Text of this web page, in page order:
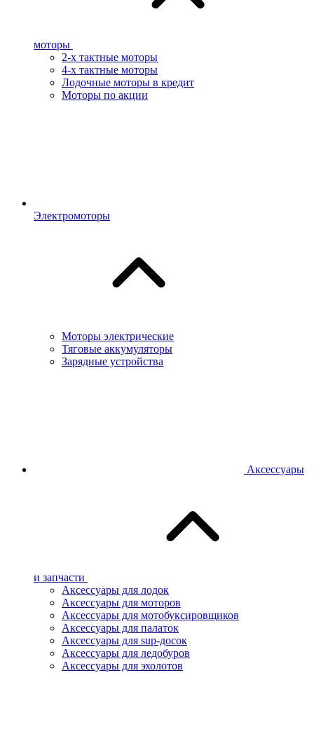
моторы
2-х тактные моторы
4-х тактные моторы
Лодочные моторы в кредит
Моторы по акции
Электромоторы
Моторы электрические
Тяговые аккумуляторы
Зарядные устройства
Аксессуары
и запчасти
Аксессуары для лодок
Аксессуары для моторов
Аксессуары для мотобуксировщиков
Аксессуары для палаток
Аксессуары для sup-досок
Аксессуары для ледобуров
Аксессуары для эхолотов